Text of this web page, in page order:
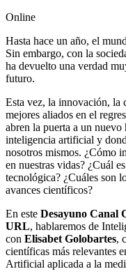
Online
Hasta hace un año, el
Sin embargo, con la
ha devuelto una verdad
futuro.
Esta vez, la innovación, la
mejores aliados en el
abren la puerta a un
inteligencia artificial y
nosotros mismos. ¿Cómo
en nuestras vidas? ¿Cuál
tecnológica? ¿Cuáles son
avances científicos?
En este Desayuno Canal
URL, hablaremos de
con Elisabet Golobartes,
científicas más relevantes
Artificial aplicada a la